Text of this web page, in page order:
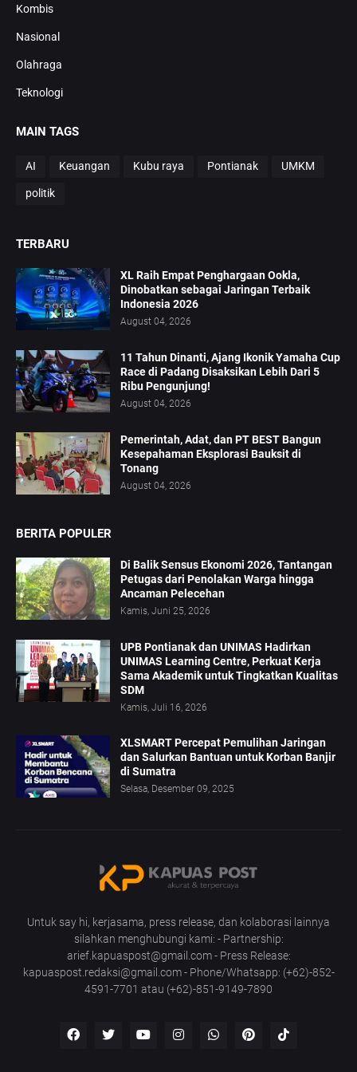
Kombis
Nasional
Olahraga
Teknologi
MAIN TAGS
AI Keuangan Kubu raya Pontianak UMKM
politik
TERBARU
XL Raih Empat Penghargaan Ookla,
Dinobatkan sebagai Jaringan Terbaik
Indonesia 2026
August 04, 2026
11 Tahun Dinanti, Ajang Ikonik Yamaha Cup
Race di Padang Disaksikan Lebih Dari 5
Ribu Pengunjung!
August 04, 2026
Pemerintah, Adat, dan PT BEST Bangun
Kesepahaman Eksplorasi Bauksit di
Tonang
August 04, 2026
BERITA POPULER
Di Balik Sensus Ekonomi 2026, Tantangan
Petugas dari Penolakan Warga hingga
Ancaman Pelecehan
Kamis, Juni 25, 2026
UPB Pontianak dan UNIMAS Hadirkan
UNIMAS Learning Centre, Perkuat Kerja
Sama Akademik untuk Tingkatkan Kualitas
SDM
Kamis, Juli 16, 2026
XLSMART Percepat Pemulihan Jaringan
dan Salurkan Bantuan untuk Korban Banjir
di Sumatra
Selasa, Desember 09, 2025
Untuk say hi, kerjasama, press release, dan kolaborasi lainnya
silahkan menghubungi kami: - Partnership:
arief.kapuaspost@gmail.com - Press Release:
kapuaspost.redaksi@gmail.com - Phone/Whatsapp: (+62)-852-
4591-7701 atau (+62)-851-9149-7890